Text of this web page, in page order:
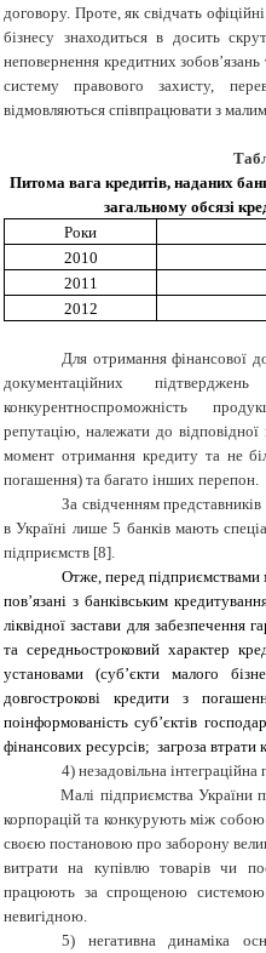
договору. Проте, як свідчать
бізнесу знаходиться в досить
неповернення кредитних
систему правового захисту,
відмовляються співпрацювати з
Питома вага кредитів, наданих
загальному обсязі
Роки
2010
2011
2012
Для отримання фінансової
документаційних
конкурентноспроможність
репутацію, належати до
момент отримання кредиту та не
погашення) та багато інших перепон.
За свідченням
в Україні лише 5 банків мають
підприємств [8].
Отже, перед підприємствами
пов’язані з банківським
ліквідної застави для забезпечення
та середньостроковий характер
устано­вами (суб’єкти малого
довгострокові кредити з
поінформованість суб’єктів
фі­нансових ресурсів; загроза
4) незадовільна інтеграційна
Малі підприємства України
корпорацій та конкурують між
своєю постановою прозаборону
витрати на купівлю товарів чи
працюють за спрощеною системою
невигідною.
5) негативна динаміка